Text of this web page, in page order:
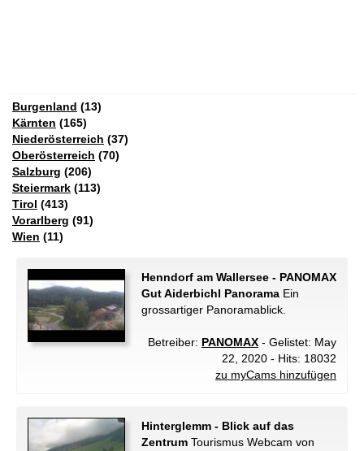
Burgenland (13)
Kärnten (165)
Niederösterreich (37)
Oberösterreich (70)
Salzburg (206)
Steiermark (113)
Tirol (413)
Vorarlberg (91)
Wien (11)
Henndorf am Wallersee - PANOMAX
Gut Aiderbichl Panorama Ein
grossartiger Panoramablick.
Betreiber: PANOMAX - Gelistet: May
22, 2020 - Hits: 18032
zu myCams hinzufügen
Hinterglemm - Blick auf das
Zentrum Tourismus Webcam von